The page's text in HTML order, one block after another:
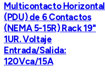
Multicontacto Horizontal
(PDU) de 6 Contactos
(NEMA 5-15R) Rack 19"
1UR. Voltaje
Entrada/Salida:
120Vca/15A